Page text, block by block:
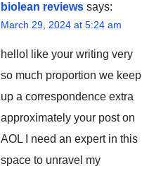
biolean reviews says:
March 29, 2024 at 5:24 am
helloI like your writing very
so much proportion we keep
up a correspondence extra
approximately your post on
AOL I need an expert in this
space to unravel my